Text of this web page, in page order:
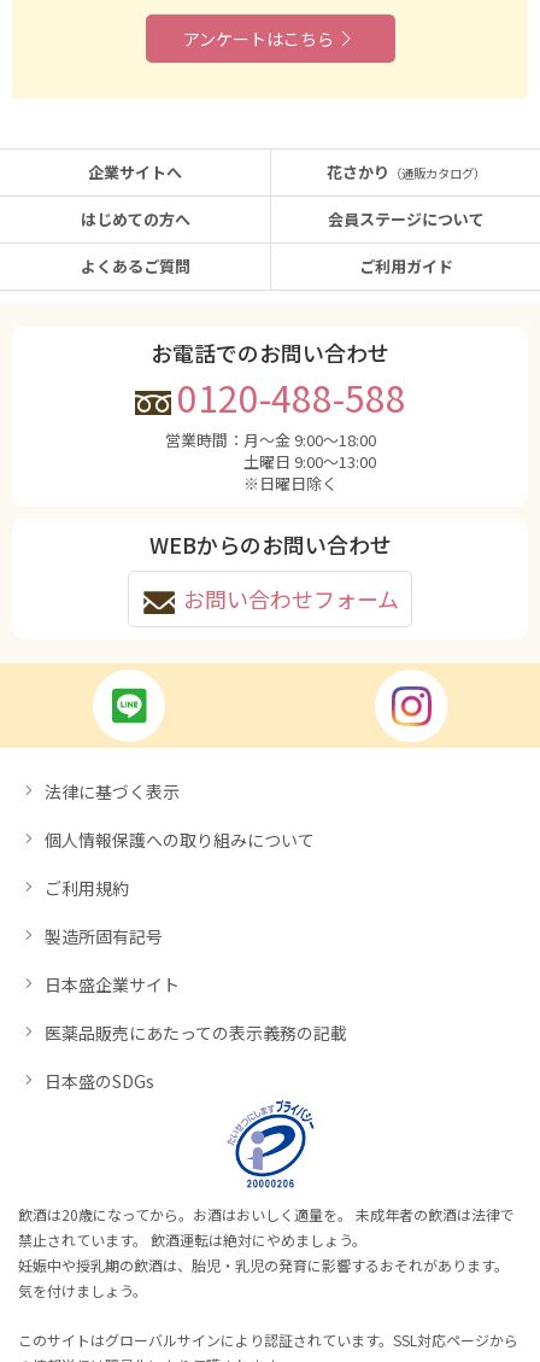
アンケートはこちら
企業サイトへ
はじめての方へ
よくあるご質問
花さかり （通販カタログ）
会員ステージについて
ご利用ガイド
お電話でのお問い合わせ
0120-488-588
営業時間： 月〜金 9:00〜18:00
土曜日 9:00〜13:00
※日曜日除く
WEBからのお問い合わせ
お問い合わせフォーム
法律に基づく表示
個人情報保護への取り組みについて
ご利用規約
製造所固有記号
日本盛企業サイト
医薬品販売にあたっての表示義務の記載
日本盛のSDGs
飲酒は20歳になってから。お酒はおいしく適量を。 未成年者の飲酒は法律で
禁止されています。 飲酒運転は絶対にやめましょう。
妊娠中や授乳期の飲酒は、胎児・乳児の発育に影響するおそれがあります。
気を付けましょう。
このサイトはグローバルサインにより認証されています。SSL対応ページから